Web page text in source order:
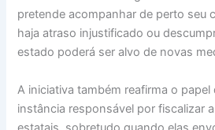
pretende acompanhar de perto seu
haja atraso injustificado ou
estado poderá ser alvo de novas
A iniciativa também reafirma o
instância responsável por fiscalizar